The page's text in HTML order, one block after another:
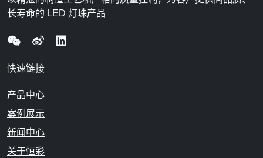
长寿命的 LED 灯珠产品
快速链接
产品中心
案例展示
新闻中心
关于恒彩